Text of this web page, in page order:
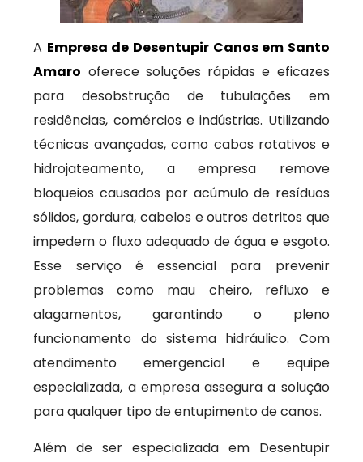
A Empresa de Desentupir Canos em Santo
Amaro oferece soluções rápidas e eficazes
para desobstrução de tubulações em
residências, comércios e indústrias. Utilizando
técnicas avançadas, como cabos rotativos e
hidrojateamento, a empresa remove
bloqueios causados por acúmulo de resíduos
sólidos, gordura, cabelos e outros detritos que
impedem o fluxo adequado de água e esgoto.
Esse serviço é essencial para prevenir
problemas como mau cheiro, refluxo e
alagamentos, garantindo o pleno
funcionamento do sistema hidráulico. Com
atendimento emergencial e equipe
especializada, a empresa assegura a solução
para qualquer tipo de entupimento de canos.
Além de ser especializada em Desentupir